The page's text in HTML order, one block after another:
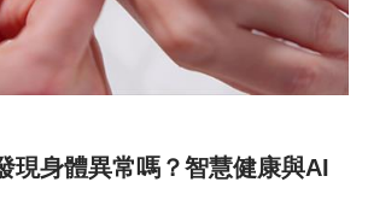
現身體異常嗎？智慧健康與AI